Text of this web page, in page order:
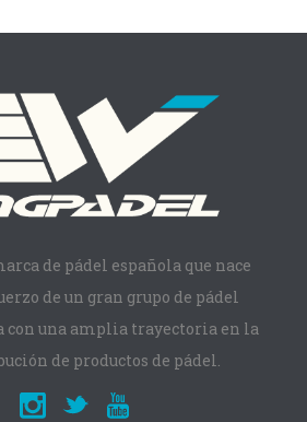
de pádel española que nace
de un gran grupo de pádel
con una amplia trayectoria en la
de productos de pádel.